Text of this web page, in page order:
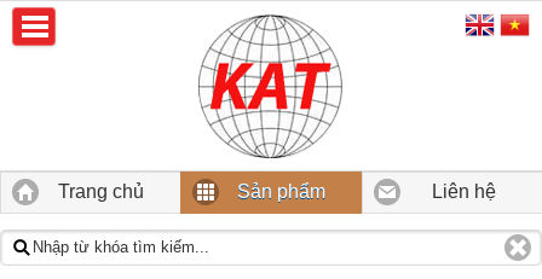
Trang chủ Sản phẩm Liên hệ